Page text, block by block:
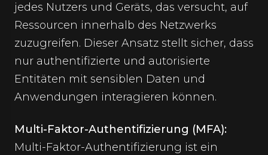
jedes Nutzers und Geräts, das versucht, auf
Ressourcen innerhalb des Netzwerks
zuzugreifen. Dieser Ansatz stellt sicher, dass
nur authentifizierte und autorisierte
Entitäten mit sensiblen Daten und
Anwendungen interagieren können.
Multi-Faktor-Authentifizierung (MFA):
Multi-Faktor-Authentifizierung ist ein